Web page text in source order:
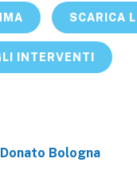
SCARICA
INTERVENTI
Bologna